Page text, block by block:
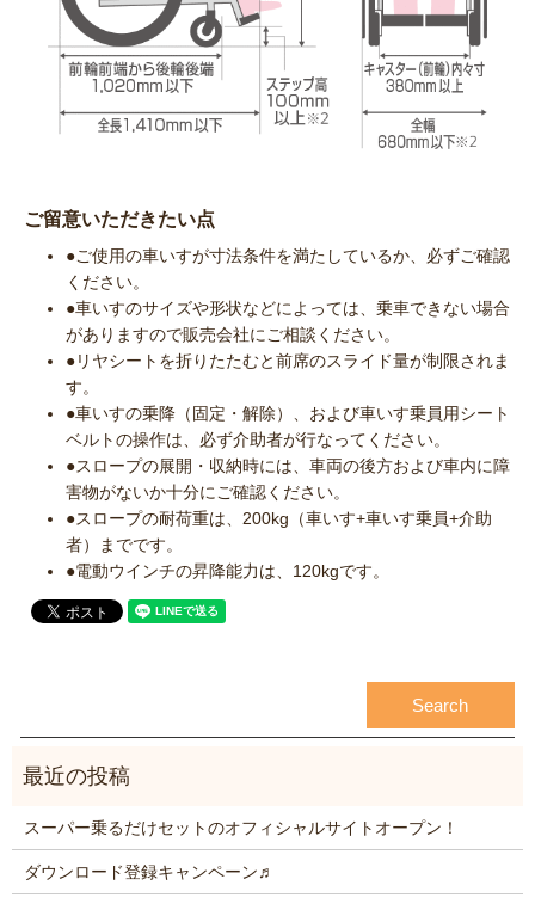
ご留意いただきたい点
●ご使用の車いすが寸法条件を満たしているか、必ずご確認
ください。
●車いすのサイズや形状などによっては、乗車できない場合
がありますので販売会社にご相談ください。
●リヤシートを折りたたむと前席のスライド量が制限されま
す。
●車いすの乗降（固定・解除）、および車いす乗員用シート
ベルトの操作は、必ず介助者が行なってください。
●スロープの展開・収納時には、車両の後方および車内に障
害物がないか十分にご確認ください。
●スロープの耐荷重は、200kg（車いす+車いす乗員+介助
者）までです。
●電動ウインチの昇降能力は、120kgです。
スーパー乗るだけセットのオフィシャルサイトオープン！
ダウンロード登録キャンペーン♬